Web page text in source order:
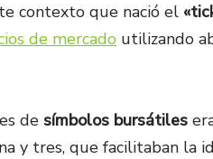
contexto que nació el
de mercado utilizando
de símbolos bursátiles
y tres, que facilitaban la